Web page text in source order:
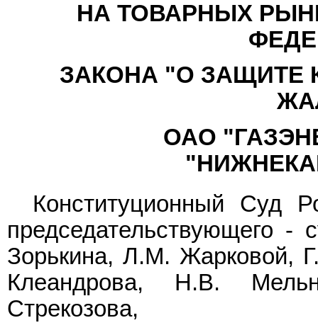
НА ТОВАРНЫХ
ЗАКОНА "О ЗАЩИТЕ
ОАО
Конституционный Суд
председательствующего
Зорькина, Л.М. Жарковой,
Клеандрова, Н.В.
Стрекозова,